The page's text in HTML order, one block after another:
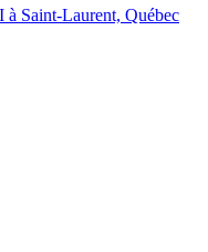
à Saint-Laurent, Québec